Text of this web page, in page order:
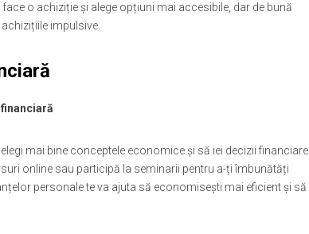
o achiziție și alege opțiuni mai accesibile, dar de bună
impulsive.
mai bine conceptele economice și să iei decizii financiare
online sau participă la seminarii pentru a-ți îmbunătăți
personale te va ajuta să economisești mai eficient și să